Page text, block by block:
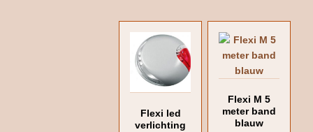
Flexi led
verlichting
Flexi M 5
meter band
blauw